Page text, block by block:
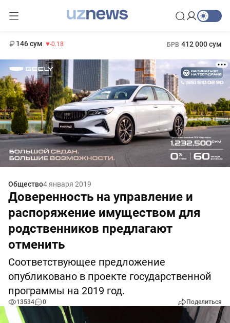
146 сум -0.18 БРВ 412 000 сум
Общество4 января 2019
Доверенность на управление и
распоряжение имуществом для
родственников предлагают
отменить
Соответствующее предложение
опубликовано в проекте государственной
программы на 2019 год.
13534 0 Поделиться